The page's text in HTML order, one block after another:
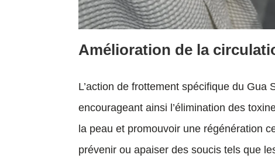
Amélioration de la
L’action de frottement spécifique du
encourageant ainsi l’élimination des
la peau et promouvoir une régénération
prévenir ou apaiser des soucis tels que